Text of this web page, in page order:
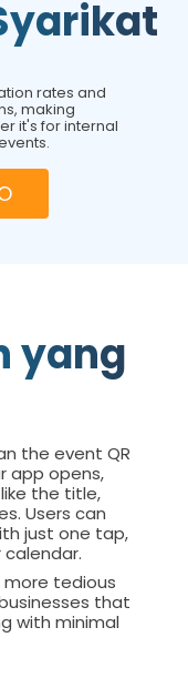
rates and
making
it's for internal
yang
the event QR
app opens,
the title,
Users can
just one tap,
more tedious
that
with minimal